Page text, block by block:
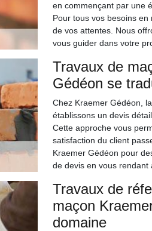
en commençant par une
Pour tous vos besoins
de vos attentes. Nous
vous guider dans votre
Travaux de
Gédéon se
Chez Kraemer Gédéon,
établissons un devis
Cette approche vous
satisfaction du client
Kraemer Gédéon pour
de devis en vous rendant
Travaux de
maçon
domaine